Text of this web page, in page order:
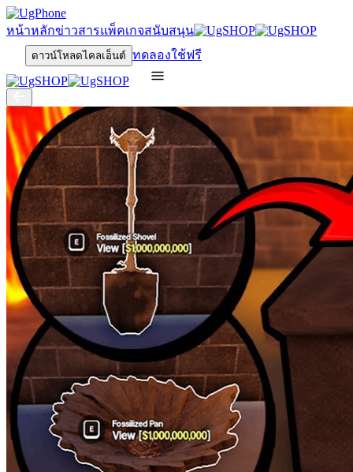
หน้าหลักข่าวสารแพ็คเกจสนับสนุน
ดาวน์โหลดไคลเอ็นต์ ทดลองใช้ฟรี